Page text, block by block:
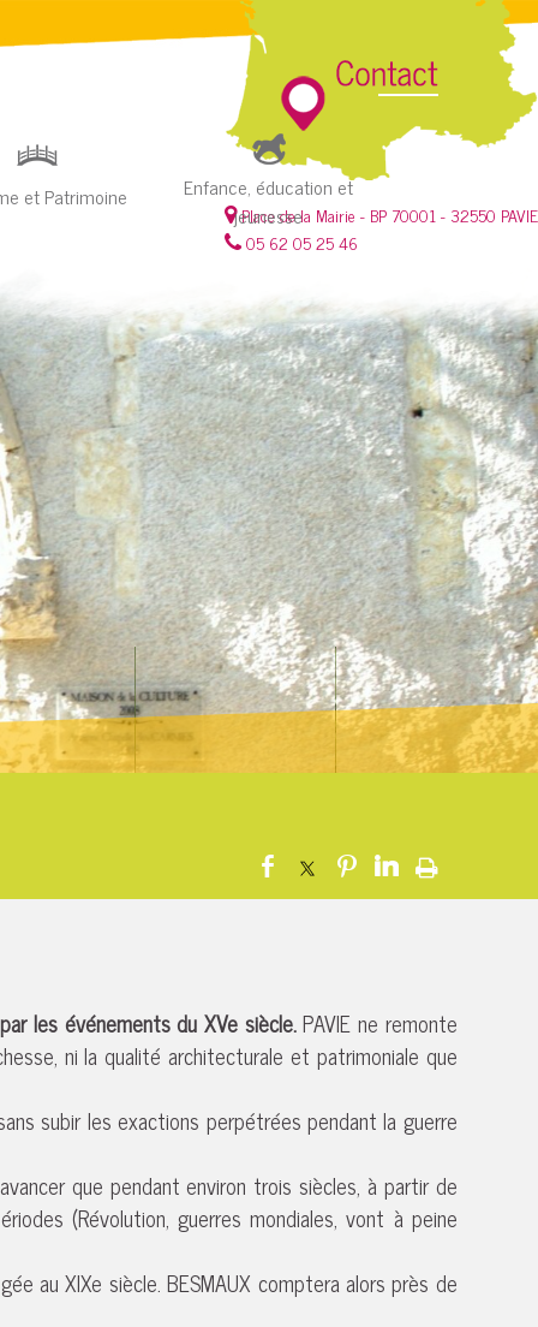
et Patrimoine
Enfance, éducation et
jeunesse
Place de la Mairie - BP 70001 - 32550 PAVIE
05 62 05 25 46
les événements du XVe siècle.PAVIE ne remonte
ni la qualité architecturale et patrimoniale que
subir les exactions perpétrées pendant la guerre
que pendant environ trois siècles, à partir de
(Révolution, guerres mondiales, vont à peine
au XIXe siècle. BESMAUX comptera alors près de